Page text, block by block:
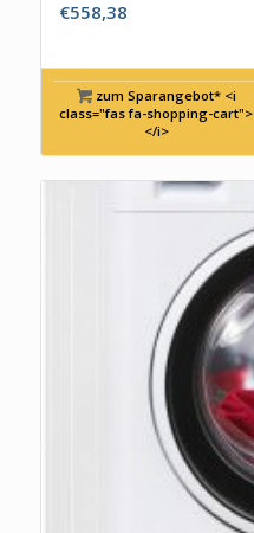
€558,38
zum Sparangebot* <i
class="fas fa-shopping-cart">
</i>